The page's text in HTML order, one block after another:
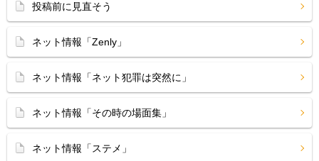
投稿前に見直そう
ネット情報「Zenly」
ネット情報「ネット犯罪は突然に」
ネット情報「その時の場面集」
ネット情報「ステメ」